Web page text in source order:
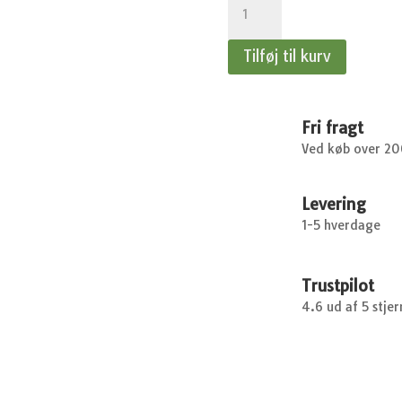
antal
Tilføj til kurv
Fri fragt
Ved køb over
Levering
1-5 hverdage
Trustpilot
4.6 ud af 5